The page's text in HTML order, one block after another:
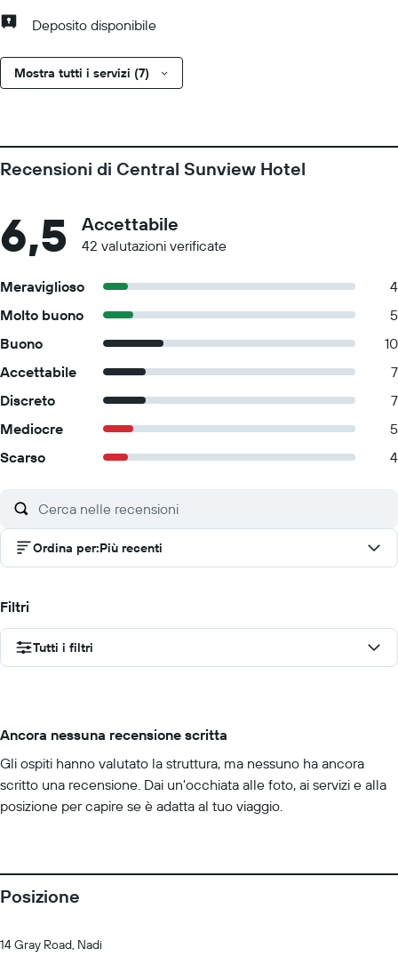
Deposito disponibile
Mostra tutti i servizi (7)
Recensioni di Central Sunview Hotel
6,5 Accettabile
42 valutazioni verificate
Meraviglioso
4
Molto buono
5
Buono
10
Accettabile
7
Discreto
7
Mediocre
5
Scarso
4
Ordina per:Più recenti
Filtri
Tutti i filtri
Ancora nessuna recensione scritta
Gli ospiti hanno valutato la struttura, ma nessuno ha ancora
scritto una recensione. Dai un'occhiata alle foto, ai servizi e alla
posizione per capire se è adatta al tuo viaggio.
Posizione
14 Gray Road, Nadi